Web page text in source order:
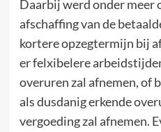
Daarbij werd onder meer
afschaffing van de
kortere opzegtermijn bij
er felxibelere
overuren zal afnemen, of
als dusdanig erkende
vergoeding zal afnemen.